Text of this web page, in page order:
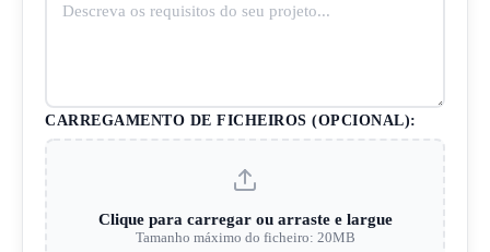
CARREGAMENTO DE FICHEIROS (OPCIONAL):
Clique para carregar ou arraste e largue
Tamanho máximo do ficheiro: 20MB